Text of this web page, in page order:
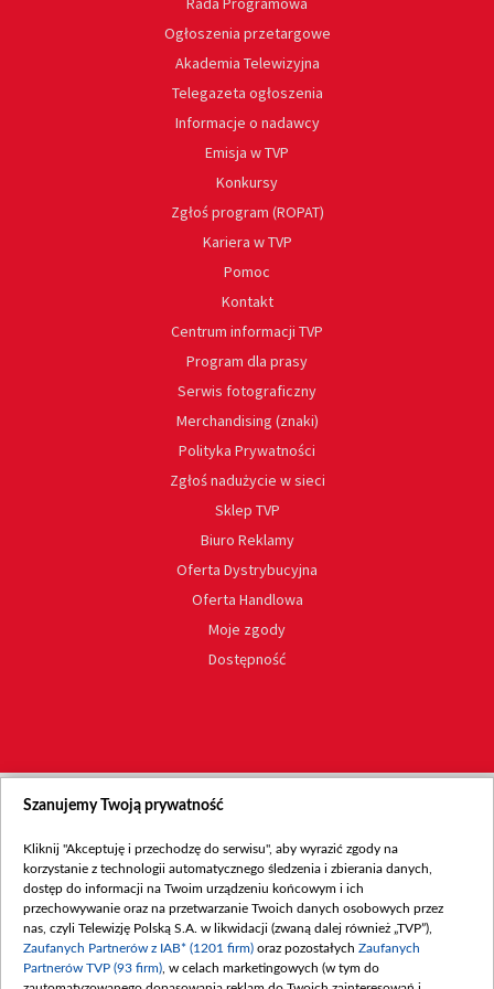
Ogłoszenia przetargowe
Akademia Telewizyjna
Telegazeta ogłoszenia
Informacje o nadawcy
Emisja w TVP
Konkursy
Zgłoś program (ROPAT)
Kariera w TVP
Pomoc
Kontakt
Centrum informacji TVP
Program dla prasy
Serwis fotograficzny
Merchandising (znaki)
Polityka Prywatności
Zgłoś nadużycie w sieci
Sklep TVP
Biuro Reklamy
Oferta Dystrybucyjna
Oferta Handlowa
Moje zgody
Dostępność
Szanujemy Twoją prywatność
Kliknij "Akceptuję i przechodzę do serwisu", aby wyrazić zgody na
korzystanie z technologii automatycznego śledzenia i zbierania danych,
dostęp do informacji na Twoim urządzeniu końcowym i ich
przechowywanie oraz na przetwarzanie Twoich danych osobowych przez
nas, czyli Telewizję Polską S.A. w likwidacji (zwaną dalej również „TVP”),
Zaufanych Partnerów z IAB* (1201 firm) oraz pozostałych Zaufanych
Partnerów TVP (93 firm) , w celach marketingowych (w tym do